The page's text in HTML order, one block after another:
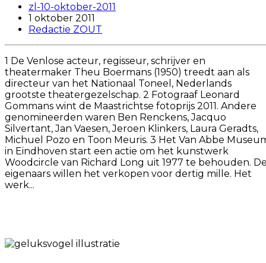
zl-10-oktober-2011
1 oktober 2011
Redactie ZOUT
1 De Venlose acteur, regisseur, schrijver en
theatermaker Theu Boermans (1950) treedt aan als
directeur van het Nationaal Toneel, Nederlands
grootste theatergezelschap. 2 Fotograaf Leonard
Gommans wint de Maastrichtse fotoprijs 2011. Andere
genomineerden waren Ben Renckens, Jacquo
Silvertant, Jan Vaesen, Jeroen Klinkers, Laura Geradts,
Michuel Pozo en Toon Meuris. 3 Het Van Abbe
in Eindhoven start een actie om het kunstwerk
Woodcircle van Richard Long uit 1977 te behouden.
eigenaars willen het verkopen voor dertig mille. Het
werk...